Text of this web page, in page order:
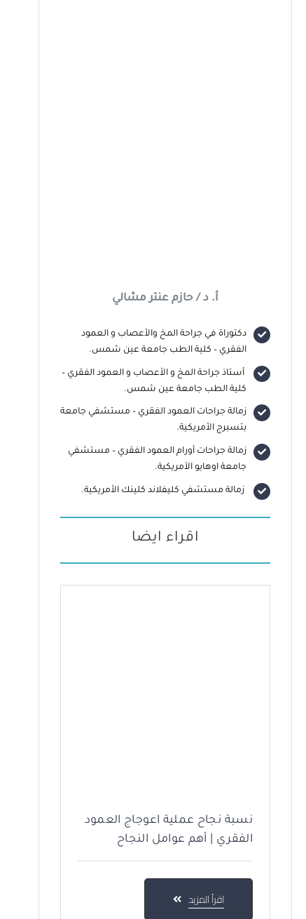
أ. د / حازم عنتر مشالي
دكتوراة في جراحة المخ والأعصاب و العمود
الفقري – كلية الطب جامعة عين شمس.
أستاذ جراحة المخ و الأعصاب و العمود الفقري –
كلية الطب جامعة عين شمس.
زمالة جراحات العمود الفقري – مستشفي جامعة
بتسبرج الأمريكية.
زمالة جراحات أورام العمود الفقري – مستشفي
جامعة اوهايو الأمريكية.
زمالة مستشفي كليفلاند كلينك الأمريكية.
اقراء ايضا
نسبة نجاح عملية اعوجاج العمود
الفقري | أهم عوامل النجاح
اقرأ المزيد